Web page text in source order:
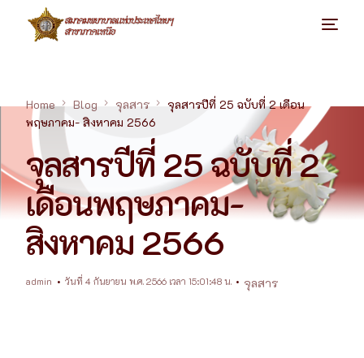
Home Blog จุลสาร
จุลสารปีที่ 25 ฉบับที่ 2 เดือน
พฤษภาคม- สิงหาคม 2566
จุลสารปีที่ 25 ฉบับที่ 2
เดือนพฤษภาคม-
สิงหาคม 2566
admin วันที่ 4 กันยายน พ.ศ. 2566 เวลา 15:01:48 น. จุลสาร